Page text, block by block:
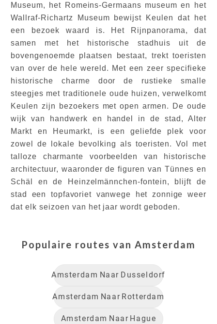
Museum, het Romeins-Germaans museum en het
Wallraf-Richartz Museum bewijst Keulen dat het
een bezoek waard is. Het Rijnpanorama, dat
samen met het historische stadhuis uit de
bovengenoemde plaatsen bestaat, trekt toeristen
van over de hele wereld. Met een zeer specifieke
historische charme door de rustieke smalle
steegjes met traditionele oude huizen, verwelkomt
Keulen zijn bezoekers met open armen. De oude
wijk van handwerk en handel in de stad, Alter
Markt en Heumarkt, is een geliefde plek voor
zowel de lokale bevolking als toeristen. Vol met
talloze charmante voorbeelden van historische
architectuur, waaronder de figuren van Tünnes en
Schäl en de Heinzelmännchen-fontein, blijft de
stad een topfavoriet vanwege het zonnige weer
dat elk seizoen van het jaar wordt geboden.
Populaire routes van Amsterdam
Amsterdam Naar Dusseldorf
Amsterdam Naar Rotterdam
Amsterdam Naar Hague